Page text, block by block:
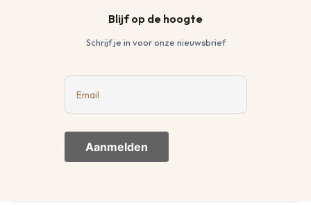
Blijf op de hoogte
Schrijf je in voor onze nieuwsbrief
Email
Aanmelden